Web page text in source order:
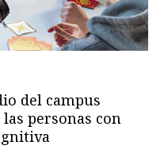
avanzada
de la URV
del campus
personas con